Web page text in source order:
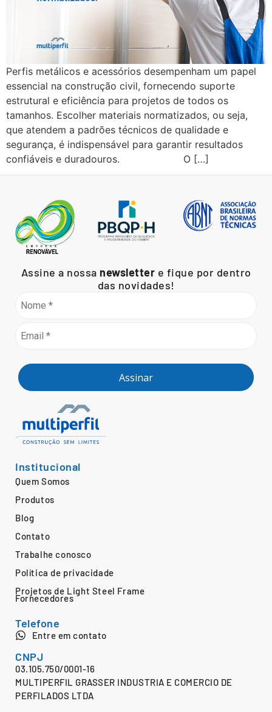
Perfis metálicos e acessórios desempenham um papel
essencial na construção civil, fornecendo suporte
estrutural e eficiência para projetos de todos os
tamanhos. Escolher materiais normatizados, ou seja,
que atendem a padrões técnicos de qualidade e
segurança, é indispensável para garantir resultados
confiáveis e duradouros. O […]
Assine a nossa newsletter e fique por dentro
das novidades!
Assinar
Institucional
Quem Somos
Produtos
Blog
Contato
Trabalhe conosco
Política de privacidade
Projetos de Light Steel Frame
Fornecedores
Telefone
Entre em contato
CNPJ
03.105.750/0001-16
MULTIPERFIL GRASSER INDUSTRIA E COMERCIO DE
PERFILADOS LTDA